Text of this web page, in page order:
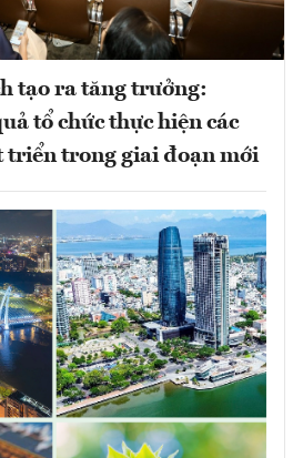
tạo ra tăng trưởng:
tổ chức thực hiện các
triển trong giai đoạn mới